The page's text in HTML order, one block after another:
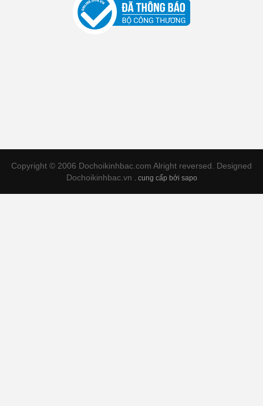
Copyright © 2006 Dochoikinhbac.com Alright reversed. Designed
Dochoikinhbac.vn . cung cấp bởi sapo